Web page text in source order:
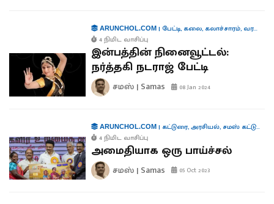
ARUNCHOL.COM| பேட்டி, கலை, கலாச்சாரம், வரலாறு
4 நிமிட வாசிப்பு
இன்பத்தின் நினைவூட்டல்:
நர்த்தகி நடராஜ் பேட்டி
சமஸ் | Samas 08 Jan 2024
ARUNCHOL.COM| கட்டுரை,அரசியல், சமஸ் கட்டுரை
4 நிமிட வாசிப்பு
அமைதியாக ஒரு பாய்ச்சல்
சமஸ் | Samas 05 Oct 2023